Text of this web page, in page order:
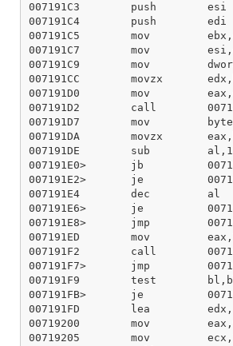
007191C3        push        esi
007191C4        push        edi
007191C5        mov
007191C7        mov
007191C9        mov
007191CC        movzx
007191D0        mov
007191D2        call
007191D7        mov
007191DA        movzx
007191DE        sub         al,1
007191E0>       jb
007191E2>       je
007191E4        dec         al
007191E6>       je
007191E8>       jmp
007191ED        mov
007191F2        call
007191F7>       jmp
007191F9        test
007191FB>       je
007191FD        lea
00719200        mov
00719205        mov